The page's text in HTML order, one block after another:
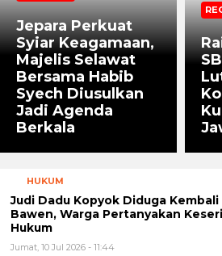
Jepara Perkuat
Syiar Keagamaan,
Majelis Selawat
Bersama Habib
Syech Diusulkan
Jadi Agenda
Berkala
HUKUM
Judi Dadu Kopyok Diduga
Bawen, Warga Pertanyakan
Hukum
Jumat, 10 Jul 2026 - 11:44